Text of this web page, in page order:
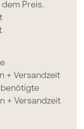
Preis.
+ Versandzeit
benötigte
+ Versandzeit